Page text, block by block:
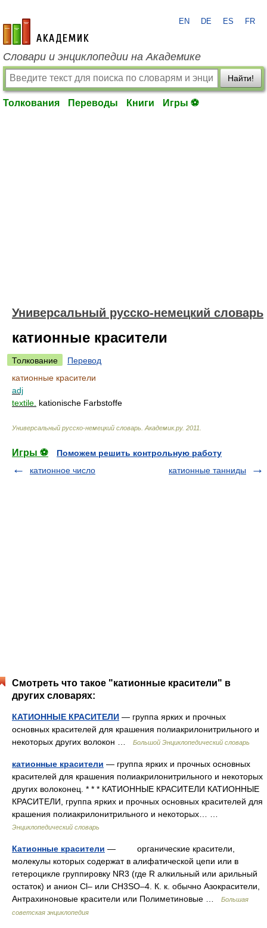
academic.ru
EN DE ES FR
Словари и энциклопедии на Академике
Найти!
Толкования Переводы Книги Игры ⚽
Универсальный русско-немецкий словарь
катионные красители
Толкование
Перевод
катионные красители
adj
textile. kationische Farbstoffe
Универсальный русско-немецкий словарь Академик.ру. 2011
Игры ⚽
Поможем решить контрольную работу
катионное число
катионные танниды
Смотреть что такое "катионные красители" в
других словарях:
КАТИОННЫЕ КРАСИТЕЛИ — группа ярких и прочных
основных красителей для крашения полиакрилонитрильного и
некоторых других волокон …
Большой Энциклопедический словарь
катионные красители — группа ярких и прочных основных
красителей для крашения полиакрилонитрильного и некоторых
других волоконец. * * * КАТИОННЫЕ КРАСИТЕЛИ КАТИОННЫЕ
КРАСИТЕЛИ, группа ярких и прочных основных красителей для
крашения полиакрилонитрильного и некоторых… …
Энциклопедический словарь
Катионные красители — органические красители,
молекулы которых содержат в алифатической цепи или в
гетероцикле группировку NR3 (где R алкильный или арильный
остаток) и анион Cl– или CH3SO–4. К. к. обычно Азокрасители,
Антрахиноновые красители или Полиметиновые …
Большая
советская энциклопедия